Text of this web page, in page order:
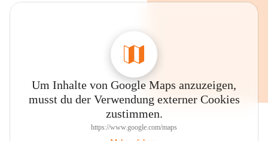
Um Inhalte von Google Maps anzuzeigen,
musst du der Verwendung externer Cookies
zustimmen.
https://www.google.com/maps